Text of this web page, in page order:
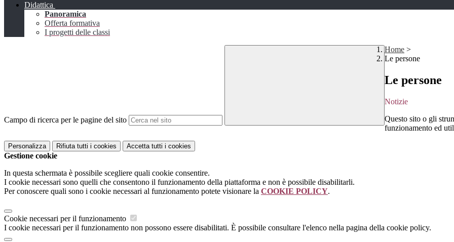
Didattica
Panoramica
Offerta formativa
I progetti delle classi
Campo di ricerca per le pagine del sito
Home >
Le persone
Le persone
Notizie
Questo sito o gli
funzionamento ed
Personalizza Rifiuta tutti i cookies Accetta tutti i cookies
Gestione cookie
In questa schermata è possibile scegliere quali cookie consentire.
I cookie necessari sono quelli che consentono il funzionamento della piattaforma e non è possibile disabilitarli.
Per conoscere quali sono i cookie necessari al funzionamento potete visionare la COOKIE POLICY.
Cookie necessari per il funzionamento
I cookie necessari per il funzionamento non possono essere disabilitati. È possibile consultare l'elenco nella pagina della cookie policy.